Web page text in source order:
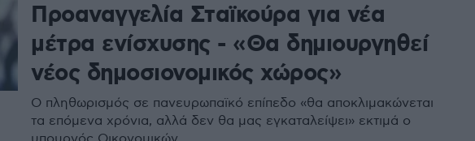
Προαναγγελία Σταϊκούρα για νέα
μέτρα ενίσχυσης - «Θα δημιουργηθεί
νέος δημοσιονομικός χώρος»
Ο πληθωρισμός σε πανευρωπαϊκό επίπεδο «θα αποκλιμακώνεται
τα επόμενα χρόνια, αλλά δεν θα μας εγκαταλείψει» εκτιμά ο